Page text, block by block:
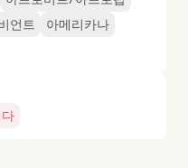
언트
아메리카나